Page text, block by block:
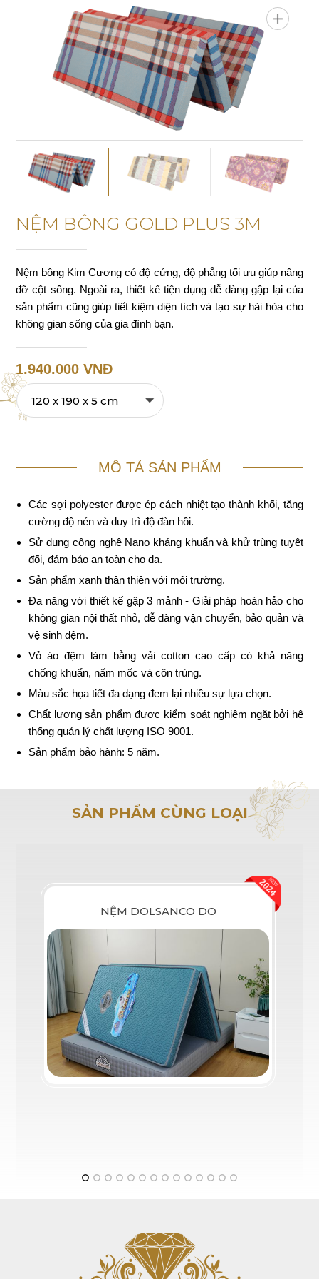
NỆM BÔNG GOLD PLUS 3M
Nệm bông Kim Cương có độ cứng, độ phẳng tối ưu giúp nâng
đỡ cột sống. Ngoài ra, thiết kế tiện dụng dễ dàng gập lại của
sản phẩm cũng giúp tiết kiệm diện tích và tạo sự hài hòa cho
không gian sống của gia đình bạn.
1.940.000 VNĐ
MÔ TẢ SẢN PHẨM
Các sợi polyester được ép cách nhiệt tạo thành khối, tăng
cường độ nén và duy trì độ đàn hồi.
Sử dụng công nghệ Nano kháng khuẩn và khử trùng tuyệt
đối, đảm bảo an toàn cho da.
Sản phẩm xanh thân thiện với môi trường.
Đa năng với thiết kế gập 3 mảnh - Giải pháp hoàn hảo cho
không gian nội thất nhỏ, dễ dàng vận chuyển, bảo quản và
vệ sinh đệm.
Vỏ áo đệm làm bằng vải cotton cao cấp có khả năng
chống khuẩn, nấm mốc và côn trùng.
Màu sắc họa tiết đa dạng đem lại nhiều sự lựa chọn.
Chất lượng sản phẩm được kiểm soát nghiêm ngặt bởi hệ
thống quản lý chất lượng ISO 9001.
Sản phẩm bảo hành: 5 năm.
SẢN PHẨM CÙNG LOẠI
NỆM DOLSANCO DO